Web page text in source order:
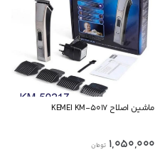
ماشین اصلاح KEMEI KM-5017
1,050,000 تومان